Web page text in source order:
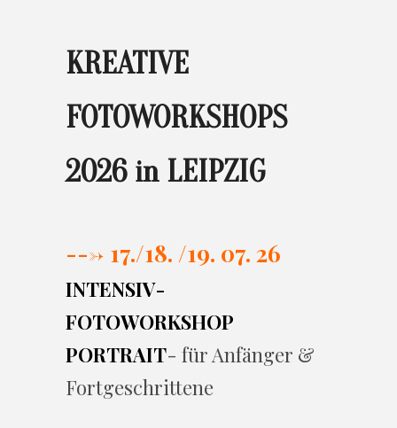
KREATIVE
FOTOWORKSHOPS
2026 in LEIPZIG
---> 17./18. /19. 07. 26
INTENSIV-
FOTOWORKSHOP
PORTRAIT- für Anfänger &
Fortgeschrittene